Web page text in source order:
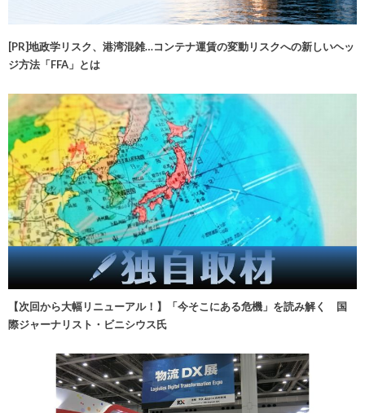
[PR]地政学リスク、港湾混雑…コンテナ運賃の変動リスクへの新しいヘッ
ジ方法「FFA」とは
【次回から大幅リニューアル！】「今そこにある危機」を読み解く 国
際ジャーナリスト・ビニシウス氏